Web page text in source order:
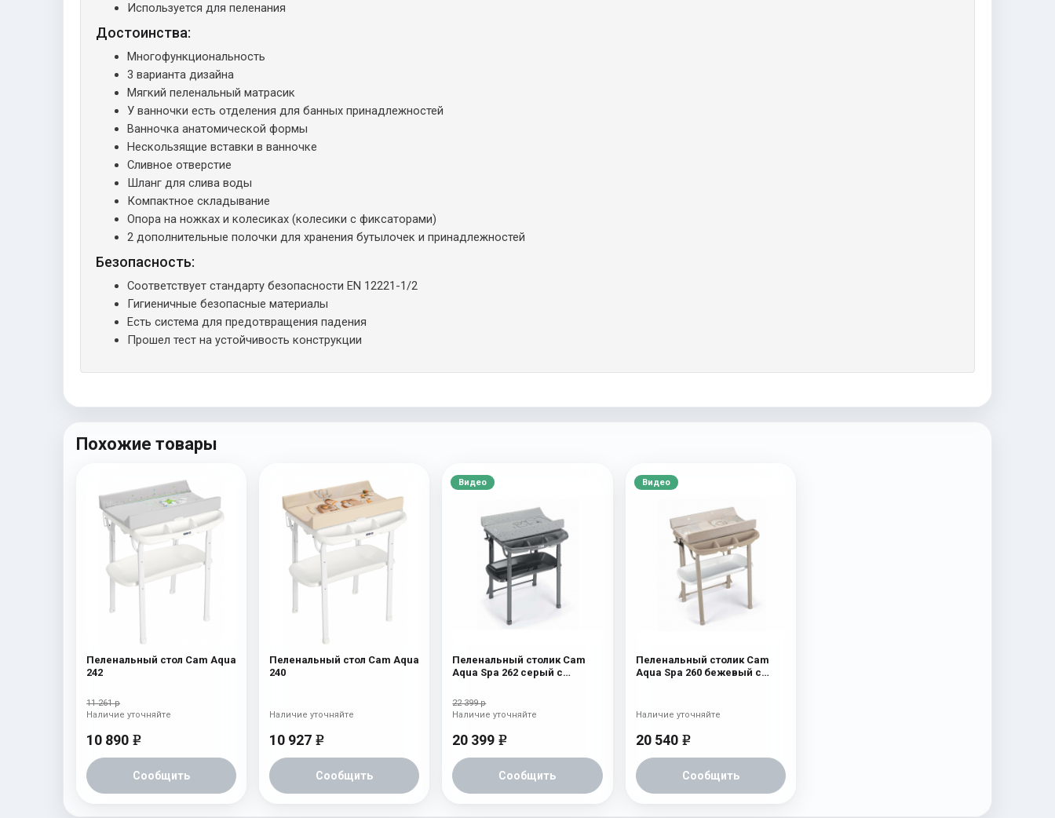
Используется для пеленания
Достоинства:
Многофункциональность
3 варианта дизайна
Мягкий пеленальный матрасик
У ванночки есть отделения для банных принадлежностей
Ванночка анатомической формы
Нескользящие вставки в ванночке
Сливное отверстие
Шланг для слива воды
Компактное складывание
Опора на ножках и колесиках (колесики с фиксаторами)
2 дополнительные полочки для хранения бутылочек и принадлежностей
Безопасность:
Соответствует стандарту безопасности EN 12221-1/2
Гигиеничные безопасные материалы
Есть система для предотвращения падения
Прошел тест на устойчивость конструкции
Похожие товары
Пеленальный стол Cam Aqua
242
11 261 р
10 890 e
Сообщить
Наличие уточняйте
Пеленальный стол Cam Aqua
240
10 927 e
Сообщить
Наличие уточняйте
Видео
Пеленальный столик Cam
Aqua Spa 262 серый с
22 399 р
20 399 e
Сообщить
Наличие уточняйте
Видео
Пеленальный столик Cam
Aqua Spa 260 бежевый с
20 540 e
Сообщить
Наличие уточняйте